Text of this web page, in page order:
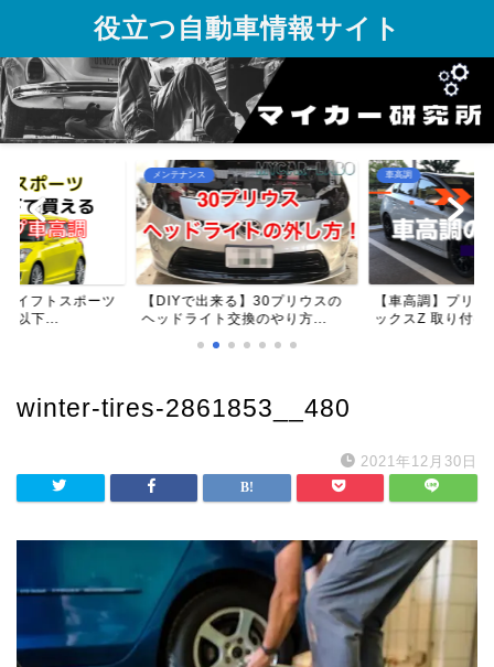
役立つ自動車情報サイト
】30プリウスの
換のやり方...
車高調
【車高調】プリウスにTEINフレ
ックスZ 取り付け方法を...
カスタマイズ
30系プリウスの
工＆イカリング取
winter-tires-2861853__480
2021年12月30日